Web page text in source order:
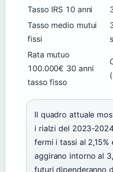
Tasso IRS 10 anni
Tasso medio mutui
fissi
Rata mutuo
100.000€ 30 anni
tasso fisso
Il quadro attuale
i rialzi del 2023-
fermi i tassi al 2,15%
aggirano intorno al
futuri dipenderanno